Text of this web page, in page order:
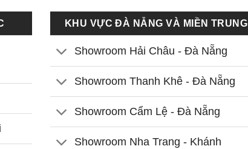
KHU VỰC ĐÀ NẴNG VÀ MIỀN TRUNG
Showroom Hải Châu - Đà Nẵng
Showroom Thanh Khê - Đà Nẵng
Showroom Cẩm Lệ - Đà Nẵng
Showroom Nha Trang - Khánh